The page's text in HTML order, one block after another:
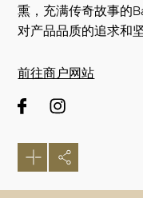
熏，充满传奇故事的
对​​产品品质的追求和
前往商户网站